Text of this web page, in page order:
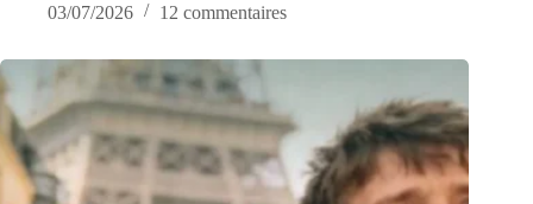
03/07/2026
12 commentaires